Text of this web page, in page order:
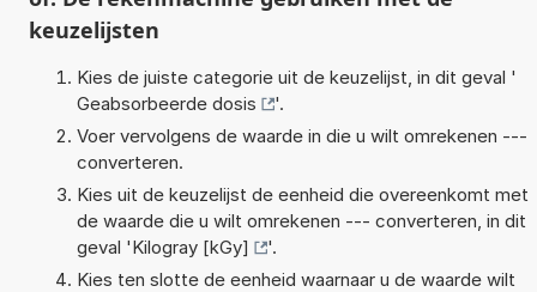
keuzelijsten
Kies de juiste categorie uit de keuzelijst, in dit geval '
Geabsorbeerde dosis
'.
Voer vervolgens de waarde in die u wilt omrekenen ---
converteren.
Kies uit de keuzelijst de eenheid die overeenkomt met
de waarde die u wilt omrekenen --- converteren, in dit
geval 'Kilogray [kGy]
'.
Kies ten slotte de eenheid waarnaar u de waarde wilt